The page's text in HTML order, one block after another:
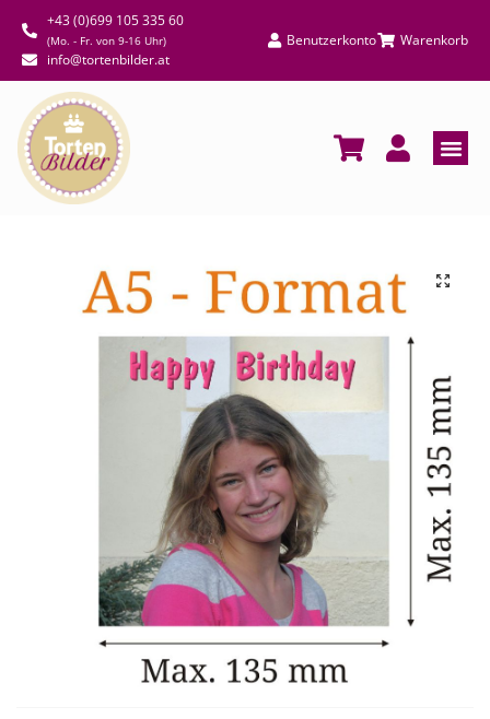
+43 (0)699 105 335 60
(Mo. - Fr. von 9-16 Uhr)
info@tortenbilder.at
Benutzerkonto Warenkorb